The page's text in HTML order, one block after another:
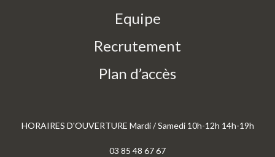
Equipe
Recrutement
Plan d’accès
HORAIRES D'OUVERTURE Mardi / Samedi 10h-12h 14h-19h
03 85 48 67 67